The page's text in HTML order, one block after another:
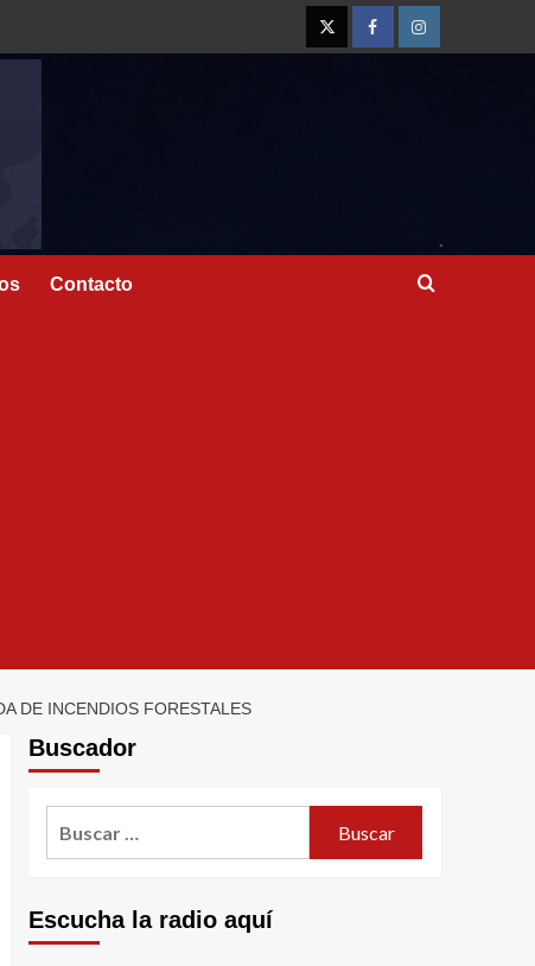
Contacto
DE INCENDIOS FORESTALES
Buscador
Escucha la radio aquí